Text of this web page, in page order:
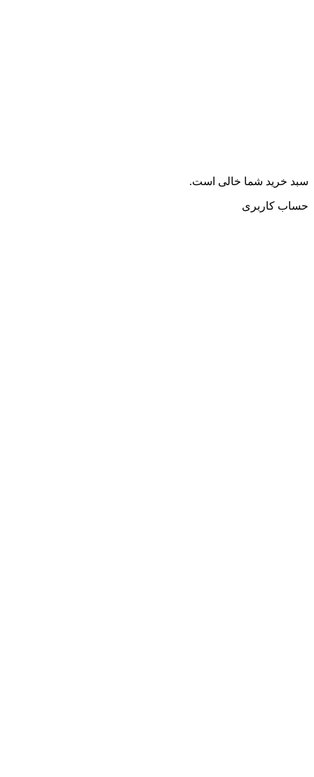
سبد خرید شما خالی است.
حساب کاربری